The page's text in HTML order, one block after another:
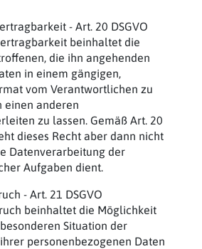
- Art. 20 DSGVO
beinhaltet die
die ihn angehenden
in einem gängigen,
vom Verantwortlichen zu
einen anderen
zu lassen. Gemäß Art. 20
dieses Recht aber dann nicht
Datenverarbeitung der
Aufgaben dient.
- Art. 21 DSGVO
beinhaltet die Möglichkeit
Situation der
personenbezogenen Daten